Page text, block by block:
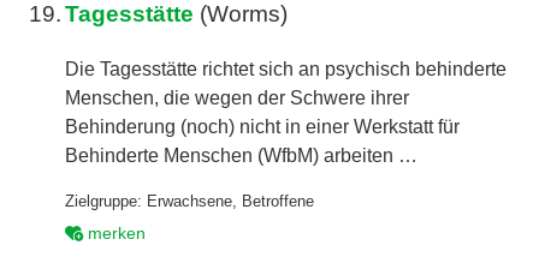
19. Tagesstätte (Worms)
Die Tagesstätte richtet sich an psychisch behinderte
Menschen, die wegen der Schwere ihrer
Behinderung (noch) nicht in einer Werkstatt für
Behinderte Menschen (WfbM) arbeiten …
Zielgruppe: Erwachsene
Betroffene
merken